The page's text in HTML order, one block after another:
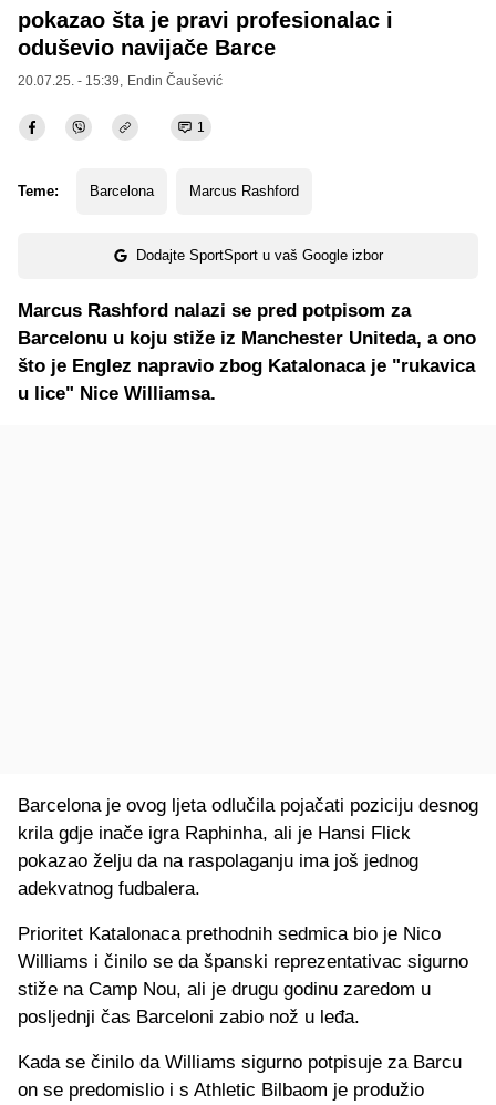
pokazao šta je pravi profesionalac i
oduševio navijače Barce
20.07.25. - 15:39, Endin Čaušević
1
Teme: Barcelona Marcus Rashford
Dodajte SportSport u vaš Google izbor
Marcus Rashford nalazi se pred potpisom za
Barcelonu u koju stiže iz Manchester Uniteda, a ono
što je Englez napravio zbog Katalonaca je "rukavica
u lice" Nice Williamsa.
Barcelona je ovog ljeta odlučila pojačati poziciju desnog
krila gdje inače igra Raphinha, ali je Hansi Flick
pokazao želju da na raspolaganju ima još jednog
adekvatnog fudbalera.
Prioritet Katalonaca prethodnih sedmica bio je Nico
Williams i činilo se da španski reprezentativac sigurno
stiže na Camp Nou, ali je drugu godinu zaredom u
posljednji čas Barceloni zabio nož u leđa.
Kada se činilo da Williams sigurno potpisuje za Barcu
on se predomislio i s Athletic Bilbaom je produžio